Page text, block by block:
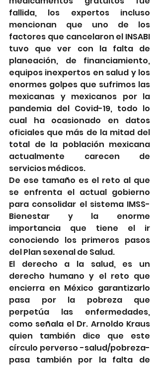
fallida, los expertos incluso
mencionan que uno de los
factores que cancelaron el INSABI
tuvo que ver con la falta de
planeación, de financiamiento,
equipos inexpertos en salud y los
enormes golpes que sufrimos las
mexicanas y mexicanos por la
pandemia del Covid-19, todo lo
cual ha ocasionado en datos
oficiales que más de la mitad del
total de la población mexicana
actualmente carecen de
servicios médicos.
De ese tamaño es el reto al que
se enfrenta el actual gobierno
para consolidar el sistema IMSS-
Bienestar y la enorme
importancia que tiene el ir
conociendo los primeros pasos
del Plan sexenal de Salud.
El derecho a la salud, es un
derecho humano y el reto que
encierra en México garantizarlo
pasa por la pobreza que
perpetúa las enfermedades,
como señala el Dr. Arnoldo Kraus
quien también dice que este
círculo perverso -salud/pobreza-
pasa también por la falta de